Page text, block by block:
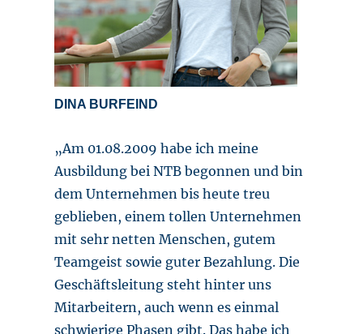
DINA BURFEIND
„Am 01.08.2009 habe ich meine
Ausbildung bei NTB begonnen und bin
dem Unternehmen bis heute treu
geblieben, einem tollen Unternehmen
mit sehr netten Menschen, gutem
Teamgeist sowie guter Bezahlung. Die
Geschäftsleitung steht hinter uns
Mitarbeitern, auch wenn es einmal
schwierige Phasen gibt. Das habe ich